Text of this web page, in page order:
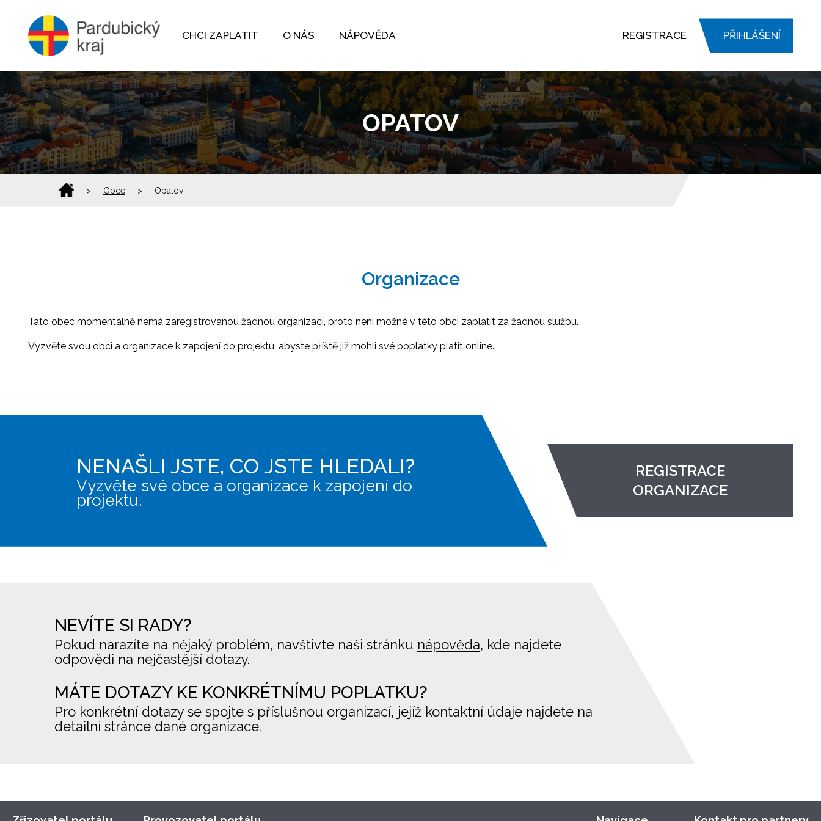
CHCI ZAPLATIT O NÁS NÁPOVĚDA REGISTRACE PŘIHLÁŠENÍ
OPATOV
> Obce > Opatov
Organizace
Tato obec momentálně nemá zaregistrovanou žádnou organizaci, proto není možné v této obci zaplatit za žádnou službu.
Vyzvěte svou obci a organizace k zapojení do projektu, abyste příště již mohli své poplatky platit online.
NENAŠLI JSTE, CO JSTE HLEDALI?
Vyzvěte své obce a organizace k zapojení do
projektu.
REGISTRACE
ORGANIZACE
NEVÍTE SI RADY?
Pokud narazíte na nějaký problém, navštivte naši stránku nápověda, kde najdete
odpovědi na nejčastější dotazy.
MÁTE DOTAZY KE KONKRÉTNÍMU POPLATKU?
Pro konkrétní dotazy se spojte s příslušnou organizací, jejíž kontaktní údaje najdete na
detailní stránce dané organizace.